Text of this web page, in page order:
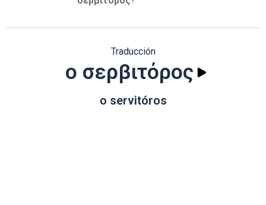
Traducción
ο σερβιτόρος
o servitóros